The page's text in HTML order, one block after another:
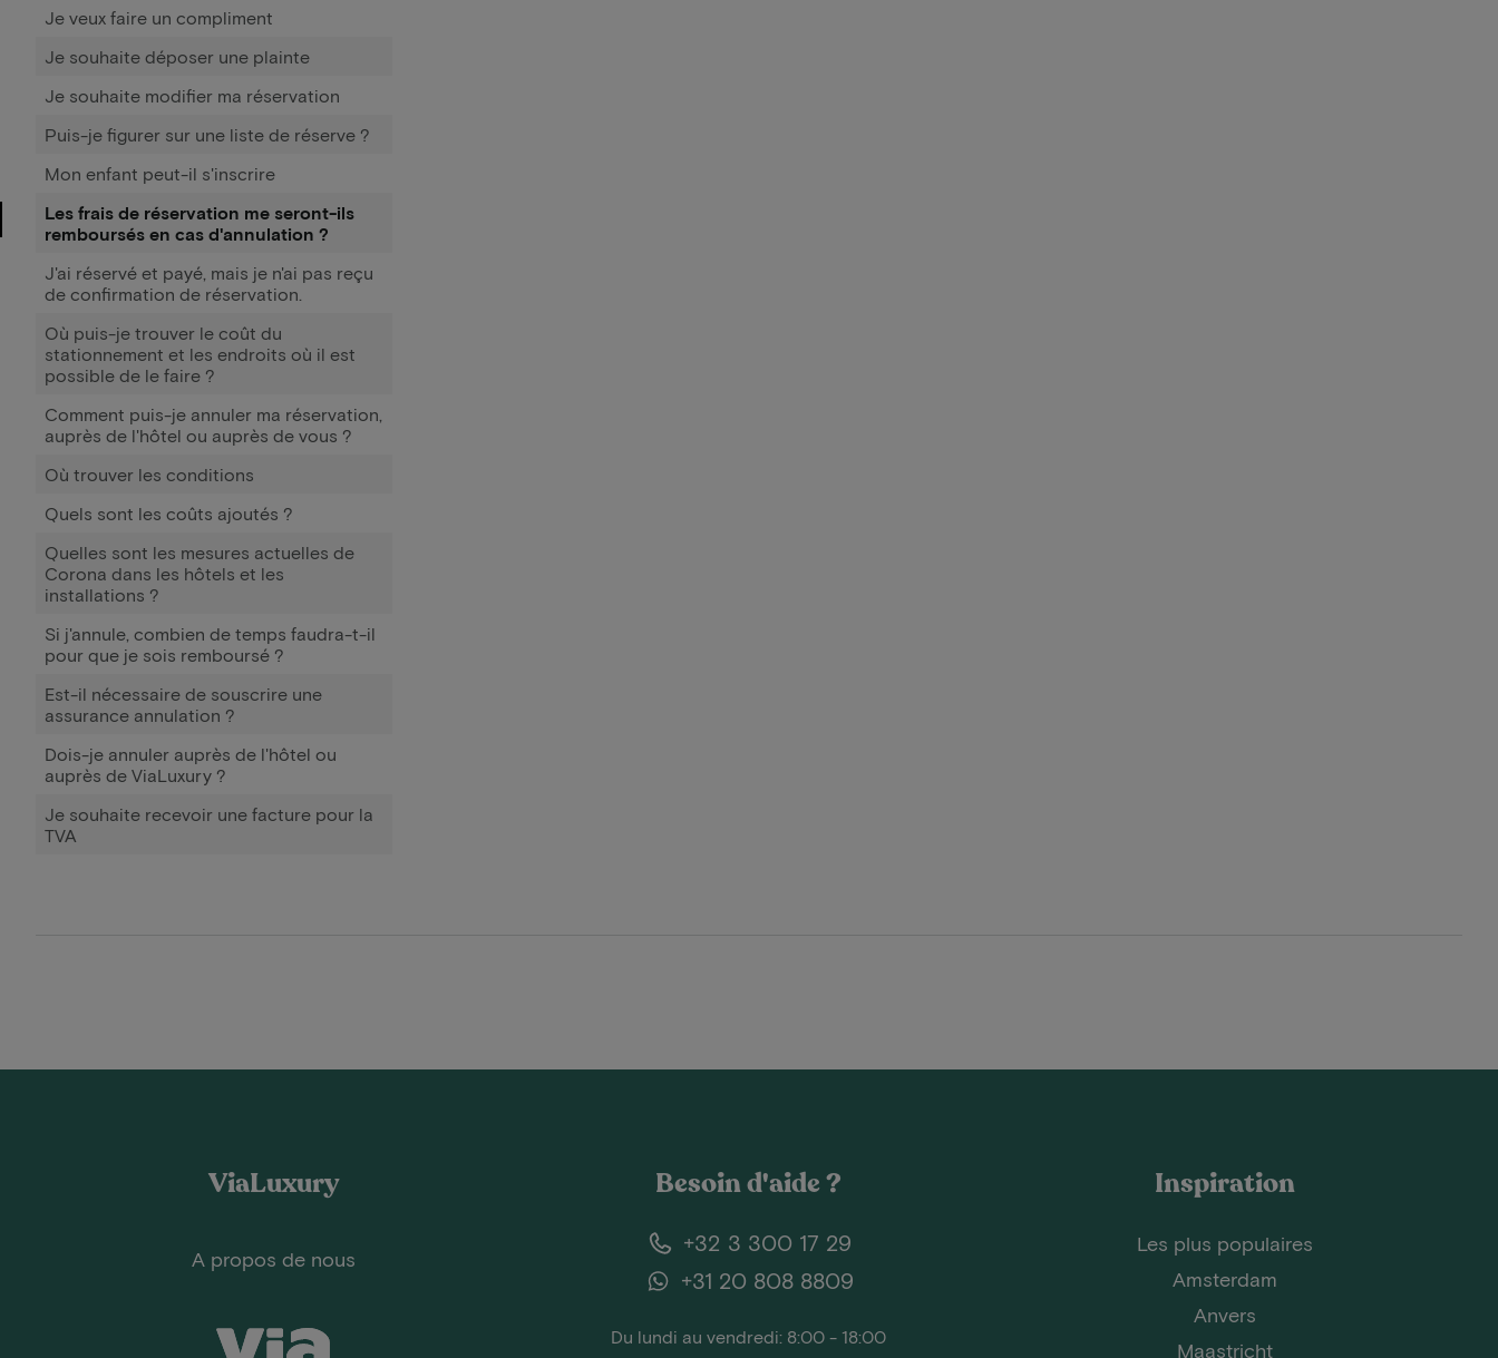
Je veux faire un compliment
Je souhaite déposer une plainte
Je souhaite modifier ma réservation
Puis-je figurer sur une liste de réserve ?
Mon enfant peut-il s'inscrire
Les frais de réservation me seront-ils
remboursés en cas d'annulation ?
J'ai réservé et payé, mais je n'ai pas reçu
de confirmation de réservation.
Où puis-je trouver le coût du
stationnement et les endroits où il est
possible de le faire ?
Comment puis-je annuler ma réservation,
auprès de l'hôtel ou auprès de vous ?
Où trouver les conditions
Quels sont les coûts ajoutés ?
Quelles sont les mesures actuelles de
Corona dans les hôtels et les
installations ?
Si j'annule, combien de temps faudra-t-il
pour que je sois remboursé ?
Est-il nécessaire de souscrire une
assurance annulation ?
Dois-je annuler auprès de l'hôtel ou
auprès de ViaLuxury ?
Je souhaite recevoir une facture pour la
TVA
ViaLuxury
A propos de nous
Besoin d'aide ?
+32 3 300 17 29
+31 20 808 8809
Du lundi au vendredi: 8:00 - 18:00
Inspiration
Les plus populaires
Amsterdam
Anvers
Maastricht